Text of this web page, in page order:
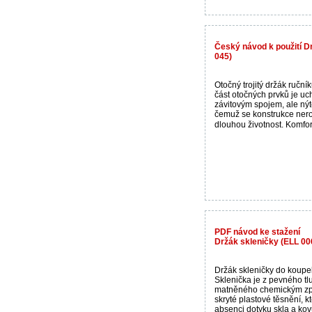
Český návod k použití
045)
Otočný trojitý držák
část otočných prvků je
závitovým spojem, ale
čemuž se konstrukce
dlouhou životnost.
PDF návod ke stažení
Držák skleničky (ELL
Držák skleničky do
Sklenička je z pevného
matněného chemickým
skryté plastové těsnění,
absenci dotyku skla a